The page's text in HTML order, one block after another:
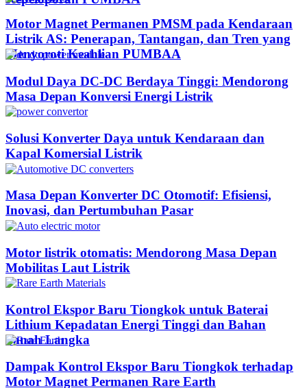
Motor Magnet Permanen PMSM pada Kendaraan
Listrik AS: Penerapan, Tantangan, dan Tren yang
Menyoroti Keahlian PUMBAA​
Modul Daya DC-DC Berdaya Tinggi: Mendorong
Masa Depan Konversi Energi Listrik
Solusi Konverter Daya untuk Kendaraan dan
Kapal Komersial Listrik
Masa Depan Konverter DC Otomotif: Efisiensi,
Inovasi, dan Pertumbuhan Pasar
Motor listrik otomatis: Mendorong Masa Depan
Mobilitas Laut Listrik
Kontrol Ekspor Baru Tiongkok untuk Baterai
Lithium Kepadatan Energi Tinggi dan Bahan
Tanah Langka
Dampak Kontrol Ekspor Baru Tiongkok terhadap
Motor Magnet Permanen Rare Earth